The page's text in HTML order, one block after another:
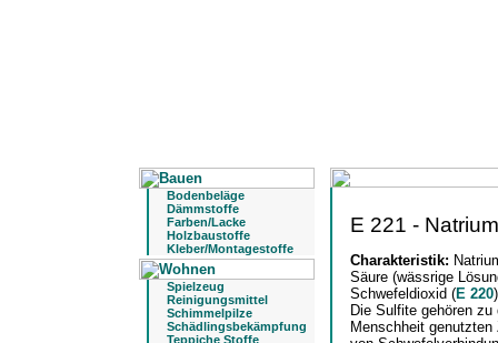
Bodenbeläge
Dämmstoffe
Farben/Lacke
Holzbaustoffe
Kleber/Montagestoffe
Spielzeug
Reinigungsmittel
Schimmelpilze
Schädlingsbekämpfung
Teppiche Stoffe
E 221 -
Charakteristik:
Säure (wässrige
Schwefeldioxid (E 220
Die Sulfite gehören
Menschheit